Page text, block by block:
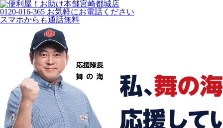
宮崎都城店
0120-016-365 お気軽にお電話ください
スマホからも通話無料